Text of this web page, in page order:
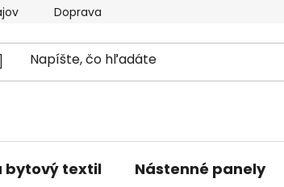
Doprava a platba
bytový textil Nástenné panely